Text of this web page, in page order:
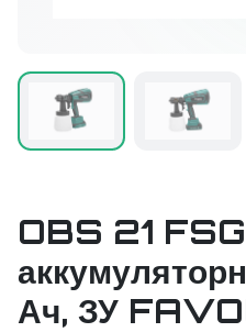
OBS 21 FSG
Ач, ЗУ